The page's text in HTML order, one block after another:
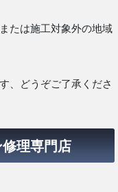
たは施工対象外の地域
、どうぞご了承くださ
理専門店